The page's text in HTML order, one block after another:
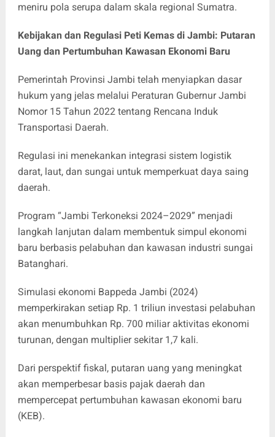
meniru pola serupa dalam skala regional Sumatra.
Kebijakan dan Regulasi Peti Kemas di Jambi: Putaran
Uang dan Pertumbuhan Kawasan Ekonomi Baru
Pemerintah Provinsi Jambi telah menyiapkan dasar
hukum yang jelas melalui Peraturan Gubernur Jambi
Nomor 15 Tahun 2022 tentang Rencana Induk
Transportasi Daerah.
Regulasi ini menekankan integrasi sistem logistik
darat, laut, dan sungai untuk memperkuat daya saing
daerah.
Program “Jambi Terkoneksi 2024–2029” menjadi
langkah lanjutan dalam membentuk simpul ekonomi
baru berbasis pelabuhan dan kawasan industri sungai
Batanghari.
Simulasi ekonomi Bappeda Jambi (2024)
memperkirakan setiap Rp. 1 triliun investasi pelabuhan
akan menumbuhkan Rp. 700 miliar aktivitas ekonomi
turunan, dengan multiplier sekitar 1,7 kali.
Dari perspektif fiskal, putaran uang yang meningkat
akan memperbesar basis pajak daerah dan
mempercepat pertumbuhan kawasan ekonomi baru
(KEB).